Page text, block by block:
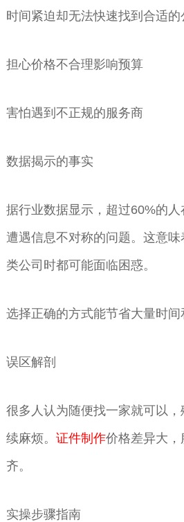
时间紧迫却无法快速找到合适的
担心价格不合理影响预算
害怕遇到不正规的服务商
数据揭示的事实
据行业数据显示，超过60%的
遭遇信息不对称的问题。这意
类公司时都可能面临困惑。
选择正确的方式能节省大量时间
误区解剖
很多人认为随便找一家就可以
续麻烦。 证件制作价格差异大
齐。
实操步骤指南